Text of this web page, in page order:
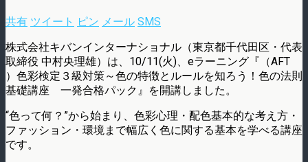
共有 ツイート ピン メール SMS
株式会社キバンインターナショナル（東京都千代田区・代表
取締役 中村央理雄）は、10/11(火)、eラーニング『（AFT
）色彩検定３級対策～色の特徴とルールを知ろう！色の法則
基礎講座 一発合格パック』を開講しました。
“色って何？”から始まり、色彩心理・配色基本的な考え方・
ファッション・環境まで幅広く色に関する基本を学べる講座
です。